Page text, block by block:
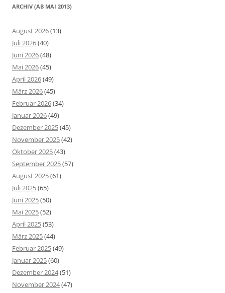
ARCHIV (AB MAI 2013)
August 2026(13)
Juli 2026(40)
Juni 2026(48)
Mai 2026(45)
April 2026(49)
März 2026(45)
Februar 2026(34)
Januar 2026(49)
Dezember 2025(45)
November 2025(42)
Oktober 2025(43)
September 2025(57)
August 2025(61)
Juli 2025(65)
Juni 2025(50)
Mai 2025(52)
April 2025(53)
März 2025(44)
Februar 2025(49)
Januar 2025(60)
Dezember 2024(51)
November 2024(47)